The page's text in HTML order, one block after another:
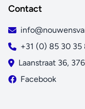
Contact
+31 (0) 85 30 35
Laanstraat 36,
Facebook